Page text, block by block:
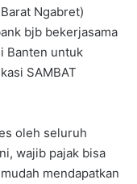
Ngabret)
bjb bekerjasama
Banten untuk
SAMBAT
oleh seluruh
wajib pajak bisa
mendapatkan